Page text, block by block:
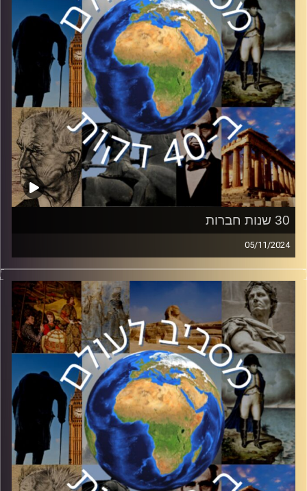
קרדיט תמונות:יוסי מצרי
30 שנות חברות
05/11/2024
השבוע אנו מציינים 30 שנים להסכם השלום עם ירדן, אחד
הנכסים המדיניים החשובים ביותר של מדינת ישראל. למרות
זאת, בשנים האחרונות הלך ופחת מעמדו של הישג מדיני זה.
ד״ר אופיר וינטר, חוקר בכיר במכון למחקרי ביטחון לאומי
באוניברסיטת תל אביב יפרט על העליות והירידות ביחסים עם
ירדן.
קרדיט תמונות:יוסי מצרי